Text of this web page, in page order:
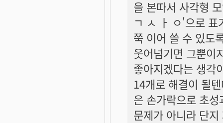
을 본따서 사각형
ㄱ ㅅ ㅏ ㅇ'으로
쭉 이어 쓸 수 있도
웃어넘기면 그뿐이
좋아지겠다는 생각
14개로 해결이 될
은 손가락으로 초성
문제가 아니라 단